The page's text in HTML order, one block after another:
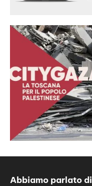
Abbiamo parlato di